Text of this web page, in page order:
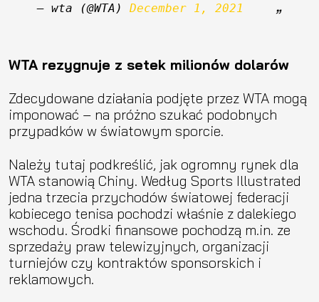
— wta (@WTA) December 1, 2021
WTA rezygnuje z setek milionów dolarów
Zdecydowane działania podjęte przez WTA mogą
imponować – na próżno szukać podobnych
przypadków w światowym sporcie.
Należy tutaj podkreślić, jak ogromny rynek dla
WTA stanowią Chiny. Według Sports Illustrated
jedna trzecia przychodów światowej federacji
kobiecego tenisa pochodzi właśnie z dalekiego
wschodu. Środki finansowe pochodzą m.in. ze
sprzedaży praw telewizyjnych, organizacji
turniejów czy kontraktów sponsorskich i
reklamowych.